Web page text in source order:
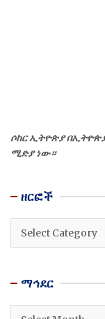
ሶከር ኢትዮጵያ
ሚድያ ነው።
ዘርፎች
ዘርፎች
ማኅደር
ማኅደር